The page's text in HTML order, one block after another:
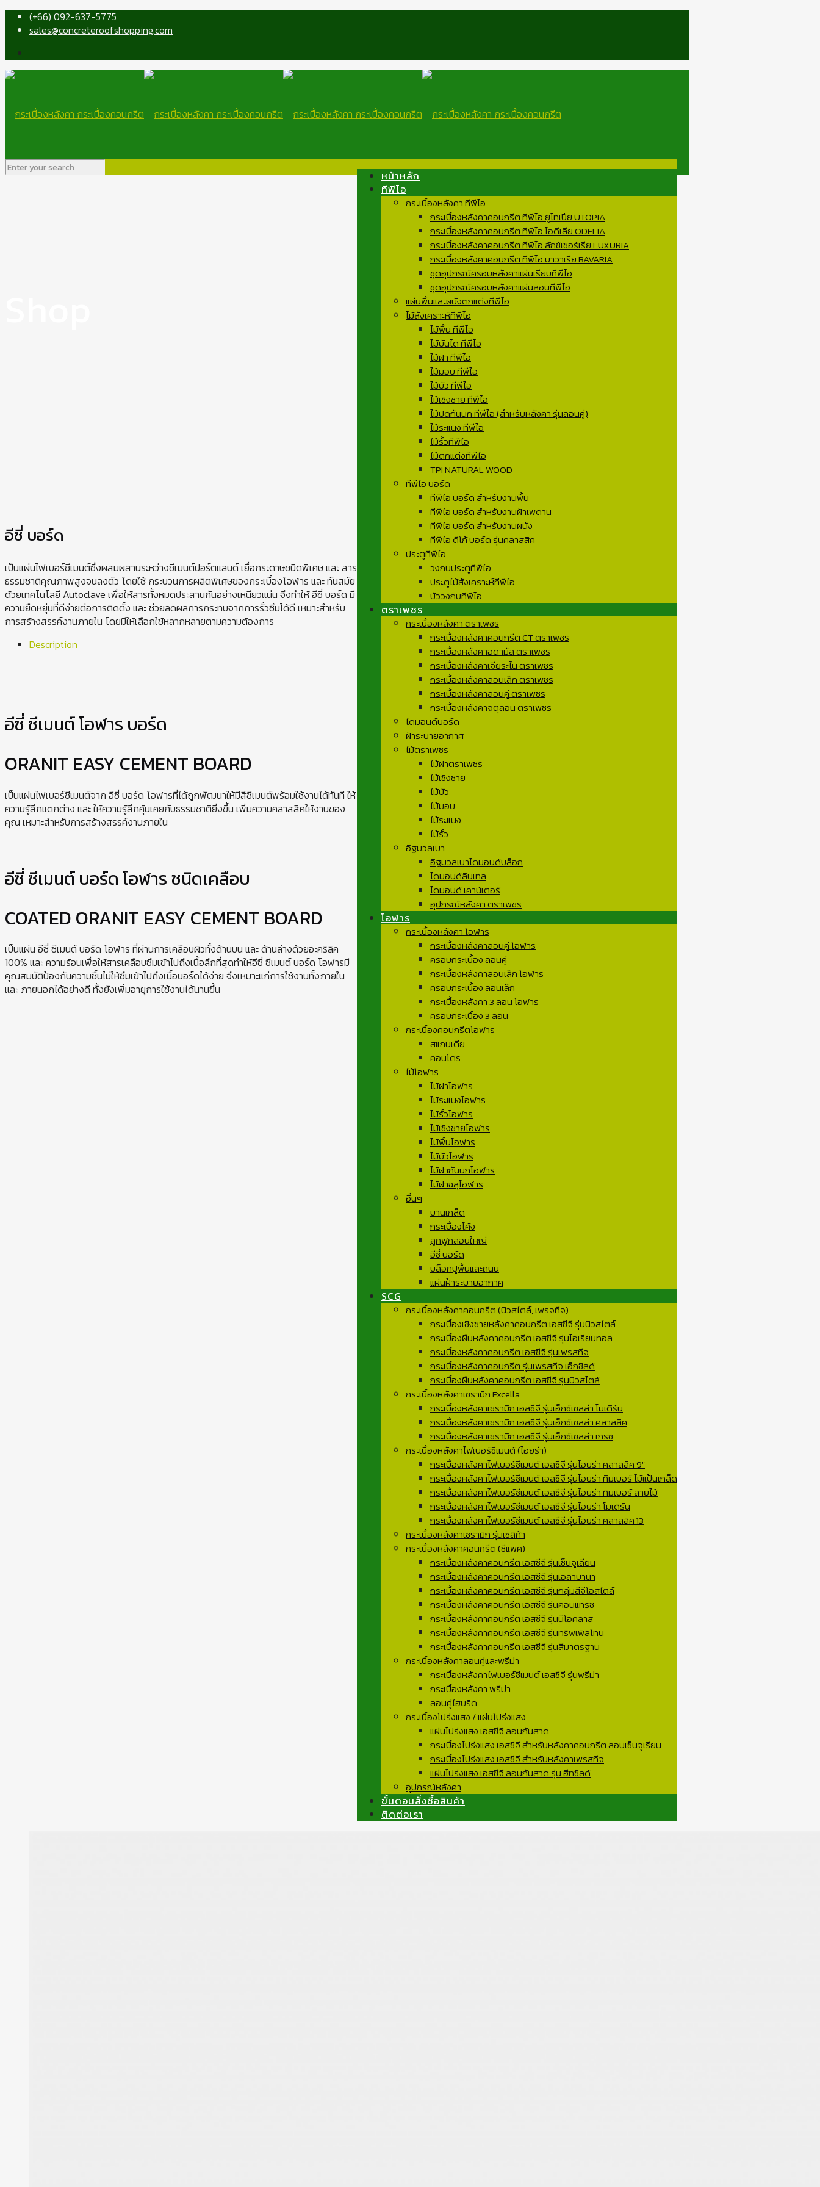
(+66) 092-637-5775
sales@concreteroofshopping.com
หน้าหลัก
ทีพีไอ
กระเบื้องหลังคา ทีพีไอ
กระเบื้องหลังคาคอนกรีต ทีพีไอ ยูโทเปีย UTOPIA
กระเบื้องหลังคาคอนกรีต ทีพีไอ โอดีเลีย ODELIA
กระเบื้องหลังคาคอนกรีต ทีพีไอ ลักซ์เชอร์เรีย LUXURIA
กระเบื้องหลังคาคอนกรีต ทีพีไอ บาวาเรีย BAVARIA
ชุดอุปกรณ์ครอบหลังคาแผ่นเรียบทีพีไอ
ชุดอุปกรณ์ครอบหลังคาแผ่นลอนทีพีไอ
แผ่นพื้นและผนังตกแต่งทีพีไอ
ไม้สังเคราะห์ทีพีไอ
ไม้พื้น ทีพีไอ
ไม้บันได ทีพีไอ
ไม้ฝา ทีพีไอ
ไม้มอบ ทีพีไอ
ไม้บัว ทีพีไอ
ไม้เชิงชาย ทีพีไอ
ไม้ปิดกันนก ทีพีไอ (สำหรับหลังคา รุ่นลอนคู่)
ไม้ระแนง ทีพีไอ
ไม้รั้วทีพีไอ
ไม้ตกแต่งทีพีไอ
TPI NATURAL WOOD
ทีพีไอ บอร์ด
ทีพีไอ บอร์ด สำหรับงานพื้น
ทีพีไอ บอร์ด สำหรับงานฝ้าเพดาน
ทีพีไอ บอร์ด สำหรับงานผนัง
ทีพีไอ ดีโก้ บอร์ด รุ่นคลาสสิค
ประตูทีพีไอ
วงกบประตูทีพีไอ
ประตูไม้สังเคราะห์ทีพีไอ
บัววงกบทีพีไอ
ตราเพชร
กระเบื้องหลังคา ตราเพชร
กระเบื้องหลังคาคอนกรีต CT ตราเพชร
กระเบื้องหลังคาอดามัส ตราเพชร
กระเบื้องหลังคาเจียระไน ตราเพชร
กระเบื้องหลังคาลอนเล็ก ตราเพชร
กระเบื้องหลังคาลอนคู่ ตราเพชร
กระเบื้องหลังคาจตุลอน ตราเพชร
ไดมอนด์บอร์ด
ฝ้าระบายอากาศ
ไม้ตราเพชร
ไม้ฝาตราเพชร
ไม้เชิงชาย
ไม้บัว
ไม้มอบ
ไม้ระแนง
ไม้รั้ว
อิฐมวลเบา
อิฐมวลเบาไดมอนด์บล็อก
ไดมอนด์ลินเทล
ไดมอนด์ เคาน์เตอร์
อุปกรณ์หลังคา ตราเพชร
โอฬาร
กระเบื้องหลังคา โอฬาร
กระเบื้องหลังคาลอนคู่ โอฬาร
ครอบกระเบื้อง ลอนคู่
กระเบื้องหลังคาลอนเล็ก โอฬาร
ครอบกระเบื้อง ลอนเล็ก
กระเบื้องหลังคา 3 ลอน โอฬาร
ครอบกระเบื้อง 3 ลอน
กระเบื้องคอนกรีตโอฬาร
สแกนเดีย
คอนโดร
ไม้โอฬาร
ไม้ฝาโอฬาร
ไม้ระแนงโอฬาร
ไม้รั้วโอฬาร
ไม้เชิงชายโอฬาร
ไม้พื้นโอฬาร
ไม้บัวโอฬาร
ไม้ฝากันนกโอฬาร
ไม้ฝาฉลุโอฬาร
อื่นๆ
บานเกล็ด
กระเบื้องโค้ง
ลูกฟูกลอนใหญ่
อีซี่ บอร์ด
บล็อกปูพื้นและถนน
แผ่นฝ้าระบายอากาศ
SCG
กระเบื้องหลังคาคอนกรีต (นิวสไตล์, เพรจทีจ)
กระเบื้องเชิงชายหลังคาคอนกรีต เอสซีจี รุ่นนิวสไตล์
กระเบื้องผืนหลังคาคอนกรีต เอสซีจี รุ่นโอเรียนทอล
กระเบื้องหลังคาคอนกรีต เอสซีจี รุ่นเพรสทีจ
กระเบื้องหลังคาคอนกรีต รุ่นเพรสทีจ เอ็กชิลด์
กระเบื้องผืนหลังคาคอนกรีต เอสซีจี รุ่นนิวสไตล์
กระเบื้องหลังคาเซรามิก Excella
กระเบื้องหลังคาเซรามิก เอสซีจี รุ่นเอ็กซ์เซลล่า โมเดิร์น
กระเบื้องหลังคาเซรามิก เอสซีจี รุ่นเอ็กซ์เซลล่า คลาสสิค
กระเบื้องหลังคาเซรามิก เอสซีจี รุ่นเอ็กซ์เซลล่า เกรซ
กระเบื้องหลังคาไฟเบอร์ซีเมนต์ (ไอยร่า)
กระเบื้องหลังคาไฟเบอร์ซีเมนต์ เอสซีจี รุ่นไอยร่า คลาสสิค 9″
กระเบื้องหลังคาไฟเบอร์ซีเมนต์ เอสซีจี รุ่นไอยร่า ทิมเบอร์ ไม้แป้นเกล็ด
กระเบื้องหลังคาไฟเบอร์ซีเมนต์ เอสซีจี รุ่นไอยร่า ทิมเบอร์ ลายไม้
กระเบื้องหลังคาไฟเบอร์ซีเมนต์ เอสซีจี รุ่นไอยร่า โมเดิร์น
กระเบื้องหลังคาไฟเบอร์ซีเมนต์ เอสซีจี รุ่นไอยร่า คลาสสิค 13
กระเบื้องหลังคาเซรามิก รุ่นเซลิก้า
กระเบื้องหลังคาคอนกรีต (ซีแพค)
กระเบื้องหลังคาคอนกรีต เอสซีจี รุ่นเซ็นจูเลียน
กระเบื้องหลังคาคอนกรีต เอสซีจี รุ่นเอลาบานา
กระเบื้องหลังคาคอนกรีต เอสซีจี รุ่นกลุ่มสีจีโอสไตล์
กระเบื้องหลังคาคอนกรีต เอสซีจี รุ่นคอนแทรซ
กระเบื้องหลังคาคอนกรีต เอสซีจี รุ่นนีโอคลาส
กระเบื้องหลังคาคอนกรีต เอสซีจี รุ่นทริพเพิลโทน
กระเบื้องหลังคาคอนกรีต เอสซีจี รุ่นสีมาตรฐาน
กระเบื้องหลังคาลอนคู่และพรีม่า
กระเบื้องหลังคาไฟเบอร์ซีเมนต์ เอสซีจี รุ่นพรีม่า
กระเบื้องหลังคา พรีม่า
ลอนคู่ไฮบริด
กระเบื้องโปร่งแสง / แผ่นโปร่งแสง
แผ่นโปร่งแสง เอสซีจี ลอนกันสาด
กระเบื้องโปร่งแสง เอสซีจี สำหรับหลังคาคอนกรีต ลอนเซ็นจูเรียน
กระเบื้องโปร่งแสง เอสซีจี สำหรับหลังคาเพรสทีจ
แผ่นโปร่งแสง เอสซีจี ลอนกันสาด รุ่น ฮีทชิลด์
อุปกรณ์หลังคา
ขั้นตอนสั่งซื้อสินค้า
ติดต่อเรา
อีซี่ บอร์ด
เป็นแผ่นไฟเบอร์ซีเมนต์ซึ่งผสมผสานระหว่างซีเมนต์ปอร์ตแลนด์ เยื่อกระดาษชนิดพิเศษ และ สาร
ธรรมชาติคุณภาพสูงจนลงตัว โดยใช้ กระบวนการผลิตพิเศษของกระเบื้องโอฬาร และ ทันสมัย
ด้วยเทคโนโลยี Autoclave เพื่อให้สารทั้งหมดประสานกันอย่างเหนียวแน่น จึงทำให้ อีซี่ บอร์ด มี
ความยืดหยุ่นที่ดีง่ายต่อการติดตั้ง และ ช่วยลดผลการกระทบจากการรั่วซึมได้ดี เหมาะสำหรับ
การสร้างสรรค์งานภายใน โดยมีให้เลือกใช้หลากหลายตามความต้องการ
Description
อีซี่ ซีเมนต์ โอฬาร บอร์ด
ORANIT EASY CEMENT BOARD
เป็นแผ่นไฟเบอร์ซีเมนต์จาก อีซี่ บอร์ด โอฬารที่ได้ถูกพัฒนาให้มีสีซีเมนต์พร้อมใช้งานได้ทันที ให้
ความรู้สึกแตกต่าง และ ให้ความรู้สึกคุ้นเคยกับธรรมชาติยิ่งขึ้น เพิ่มความคลาสสิคให้งานของ
คุณ เหมาะสำหรับการสร้างสรรค์งานภายใน
อีซี่ ซีเมนต์ บอร์ด โอฬาร ชนิดเคลือบ
COATED ORANIT EASY CEMENT BOARD
เป็นแผ่น อีซี่ ซีเมนต์ บอร์ด โอฬาร ที่ผ่านการเคลือบผิวทั้งด้านบน และ ด้านล่างด้วยอะคริลิค
100% และ ความร้อนเพื่อให้สารเคลือบซึมเข้าไปถึงเนื้อลึกที่สุดทำให้อีซี่ ซีเมนต์ บอร์ด โอฬารมี
คุณสมบัติป้องกันความชื้นไม่ให้ซึมเข้าไปถึงเนื้อบอร์ดได้ง่าย จึงเหมาะแก่การใช้งานทั้งภายใน
และ ภายนอกได้อย่างดี ทั้งยังเพิ่มอายุการใช้งานได้นานขึ้น